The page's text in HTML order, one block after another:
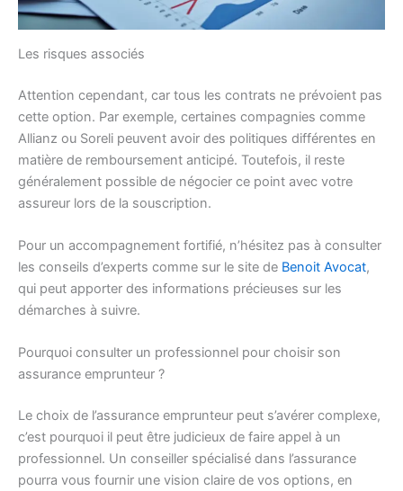
Les risques associés
Attention cependant, car tous les contrats ne prévoient pas
cette option. Par exemple, certaines compagnies comme
Allianz ou Soreli peuvent avoir des politiques différentes en
matière de remboursement anticipé. Toutefois, il reste
généralement possible de négocier ce point avec votre
assureur lors de la souscription.
Pour un accompagnement fortifié, n’hésitez pas à consulter
les conseils d’experts comme sur le site de Benoit Avocat,
qui peut apporter des informations précieuses sur les
démarches à suivre.
Pourquoi consulter un professionnel pour choisir son
assurance emprunteur ?
Le choix de l’assurance emprunteur peut s’avérer complexe,
c’est pourquoi il peut être judicieux de faire appel à un
professionnel. Un conseiller spécialisé dans l’assurance
pourra vous fournir une vision claire de vos options, en